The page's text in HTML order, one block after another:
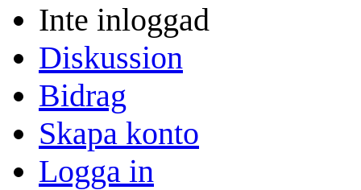
Inte inloggad
Diskussion
Bidrag
Skapa konto
Logga in